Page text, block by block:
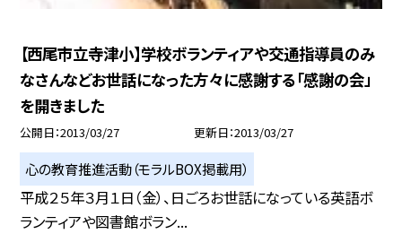
【西尾市立寺津小】学校ボランティアや交通指導員のみ
なさんなどお世話になった方々に感謝する「感謝の会」
を開きました
公開日 2013/03/27 更新日 2013/03/27
心の教育推進活動（モラルBOX掲載用）
平成２５年３月１日（金）、日ごろお世話になっている英語ボ
ランティアや図書館ボラン...